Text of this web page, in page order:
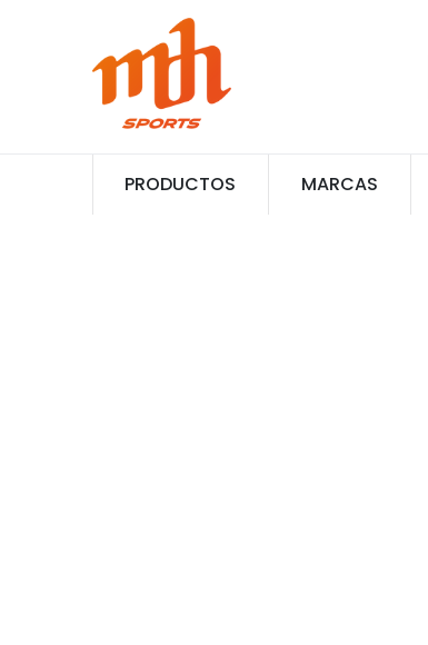
PRODUCTOS MARCAS